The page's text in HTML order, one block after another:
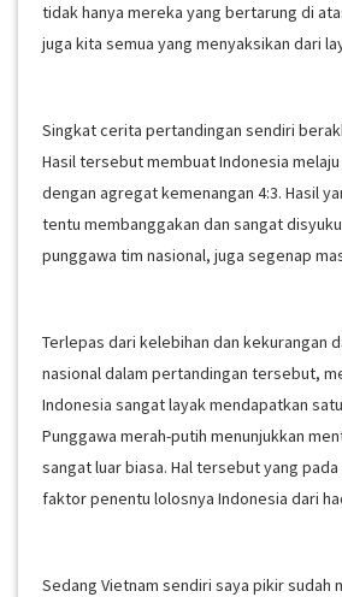
tidak hanya mereka yang bertarung di
juga kita semua yang menyaksikan dari
Singkat cerita pertandingan sendiri
Hasil tersebut membuat Indonesia
dengan agregat kemenangan 4:3. Hasil
tentu membanggakan dan sangat
punggawa tim nasional, juga segenap
Terlepas dari kelebihan dan kekurangan
nasional dalam pertandingan tersebut,
Indonesia sangat layak mendapatkan
Punggawa merah-putih menunjukkan
sangat luar biasa. Hal tersebut yang
faktor penentu lolosnya Indonesia dari
Sedang Vietnam sendiri saya pikir sudah